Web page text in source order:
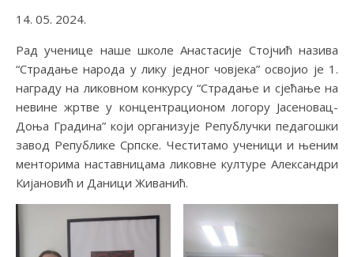
14. 05. 2024.
Рад ученице наше школе Анастасије Стојчић назива
“Страдање народа у лику једног човјека” освојио је 1.
награду на ликовном конкурсу “Страдање и сјећање на
невине жртве у концентрационом логору Јасеновац-
Доња Градина” који организује Републучки педагошки
завод Републике Српске. Честитамо ученици и њеним
менторима наставницама ликовне културе Александри
Кијановић и Даници Живанић.